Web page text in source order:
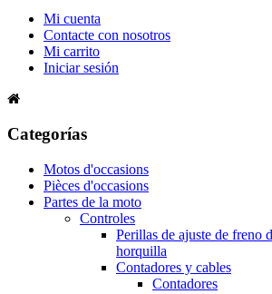
Mi cuenta
Contacte con nosotros
Mi carrito
Iniciar sesión
Categorías
Motos d'occasions
Pièces d'occasions
Partes de la moto
Controles
Perillas de ajuste de freno
horquilla
Contadores y cables
Contadores